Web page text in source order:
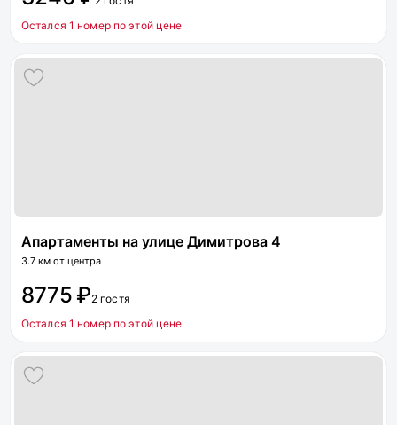
Остался 1 номер по этой цене
Апартаменты на улице Димитрова 4
3.7 км от центра
8775 ₽2 гостя
Остался 1 номер по этой цене